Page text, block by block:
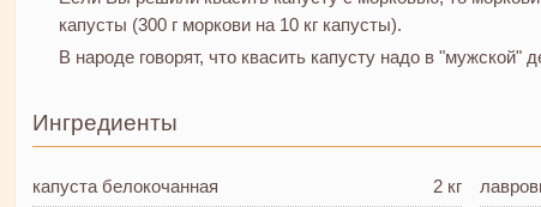
капусты (300 г моркови на 10 кг капусты).
В народе говорят, что квасить капусту надо в "мужской"
Ингредиенты
капуста белокочанная
2 кг